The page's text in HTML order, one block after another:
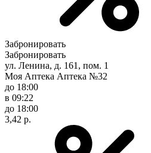
Забронировать
Забронировать
ул. Ленина, д. 161, пом. 1
Моя Аптека Аптека №32
до 18:00
в 09:22
до 18:00
3,42 р.